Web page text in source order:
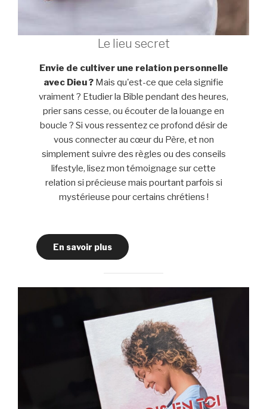
Le lieu secret
Envie de cultiver une relation personnelle
avec Dieu ? Mais qu'est-ce que cela signifie
vraiment ? Etudier la Bible pendant des heures,
prier sans cesse, ou écouter de la louange en
boucle ? Si vous ressentez ce profond désir de
vous connecter au cœur du Père, et non
simplement suivre des règles ou des conseils
lifestyle, lisez mon témoignage sur cette
relation si précieuse mais pourtant parfois si
mystérieuse pour certains chrétiens !
En savoir plus